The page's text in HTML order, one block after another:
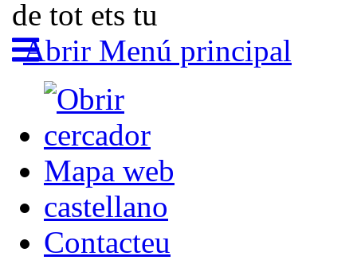
Abrir Menú principal
Mapa web
castellano
Contacteu